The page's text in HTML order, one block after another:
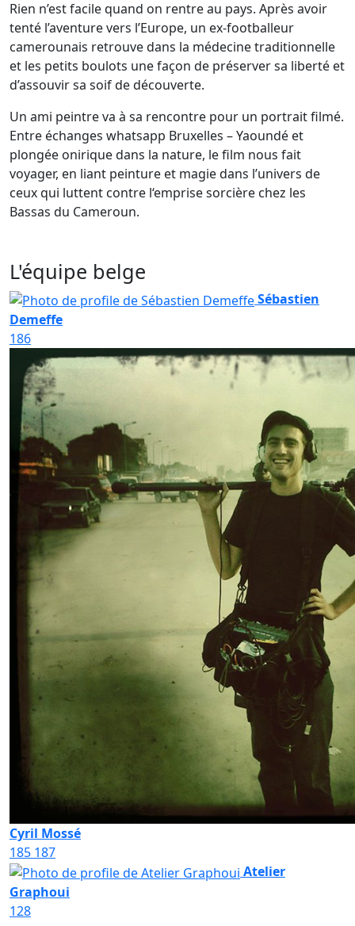
Rien n’est facile quand on rentre au pays. Après avoir
tenté l’aventure vers l’Europe, un ex-footballeur
camerounais retrouve dans la médecine traditionnelle
et les petits boulots une façon de préserver sa liberté et
d’assouvir sa soif de découverte.
Un ami peintre va à sa rencontre pour un portrait filmé.
Entre échanges whatsapp Bruxelles – Yaoundé et
plongée onirique dans la nature, le film nous fait
voyager, en liant peinture et magie dans l’univers de
ceux qui luttent contre l‘emprise sorcière chez les
Bassas du Cameroun.
L'équipe belge
Sébastien
Demeffe
186
Cyril Mossé
185 187
Atelier
Graphoui
128